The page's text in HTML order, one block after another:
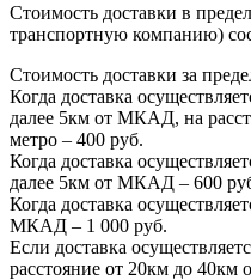
Стоимость доставки в
транспортную компанию)
Стоимость доставки за
Когда доставка
далее 5км от МКАД, на
метро – 400 руб.
Когда доставка
далее 5км от МКАД – 600
Когда доставка
МКАД – 1 000 руб.
Если доставка
расстояние от 20км до